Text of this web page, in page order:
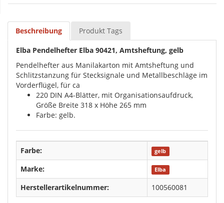
Beschreibung Produkt Tags
Elba Pendelhefter Elba 90421, Amtsheftung, gelb
Pendelhefter aus Manilakarton mit Amtsheftung und
Schlitzstanzung für Stecksignale und Metallbeschläge im
Vorderflügel, für ca
220 DIN A4-Blätter, mit Organisationsaufdruck,
Größe Breite 318 x Höhe 265 mm
Farbe: gelb.
Farbe: gelb
Marke: Elba
Herstellerartikelnummer: 100560081